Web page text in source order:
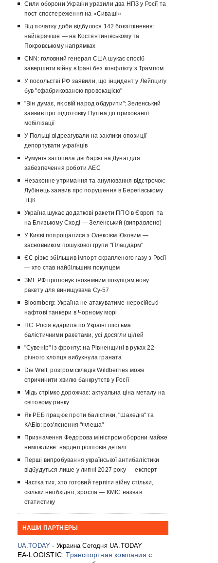
Сили оборони України уразили два НПЗ у Росії та
пост спостереження на «Сиваші»
Від початку доби відбулося 142 боєзіткнення:
найгарячіше — на Костянтинівському та
Покровському напрямках
CNN: головний генерал США шукає спосіб
завершити війну в Ірані без конфлікту з Трампом
У посольстві РФ заявили, що інцидент у Лейпцигу
був "сфабрикованою провокацією"
"Він думає, як свій народ обдурити": Зеленський
заявив про підготовку Путіна до прихованої
мобілізації
У Польщі відреагували на заклики опозиції
депортувати українців
Румунія затопила дві баржі на Дунаї для
забезпечення роботи АЕС
Незаконне утримання та анулювання відстрочок:
Лубінець заявив про порушення в Берегівському
ТЦК
Україна шукає додаткові ракети ППО в Європі та
на Близькому Сході — Зеленський (виправлено)
У Києві попрощалися з Олексієм Юковим —
засновником пошукової групи "Плацдарм"
ЄС різко збільшив імпорт скрапленого газу з Росії
— хто став найбільшим покупцем
ЗМІ: РФ пропонує іноземним покупцям нову
ракету для винищувача Су-57
Bloomberg: Україна не атакуватиме неросійські
нафтові танкери в Чорному морі
ПС: Росія вдарила по Україні шістьма
балістичними ракетами, усі досягли цілей
"Сувенір" із фронту: на Рівненщині в руках 22-
річного хлопця вибухнула граната
Die Welt: розгром складів Wildberries може
спричинити хвилю банкрутств у Росії
Мідь стрімко дорожчає: актуальна ціна металу на
світовому ринку
Як РЕБ працює проти балістики, "Шахедів" та
КАБів: роз'яснення "Флеша"
Призначення Федорова міністром оборони майже
неможливе: нардеп розповів деталі
Перші випробування української антибалістики
відбудуться лише у липні 2027 року — експерт
Частка тих, хто готовий терпіти війну стільки,
скільки необхідно, зросла — КМІС назвав
статистику
НАШИ ПАРТНЕРЫ
UA.TODAY - Украина Сегодня UA.TODAY
EA-LOGISTIC:Транспортная компания с